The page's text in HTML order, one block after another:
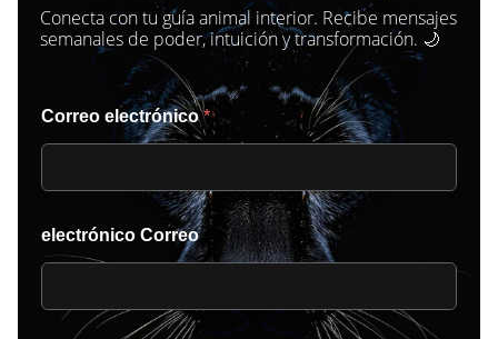
Conecta con tu guía animal interior. Recibe mensajes
semanales de poder, intuición y transformación. 🌙
Correo electrónico*
electrónico Correo